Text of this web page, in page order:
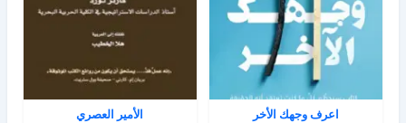
اعرف وجهك الأخر الأمير العصري